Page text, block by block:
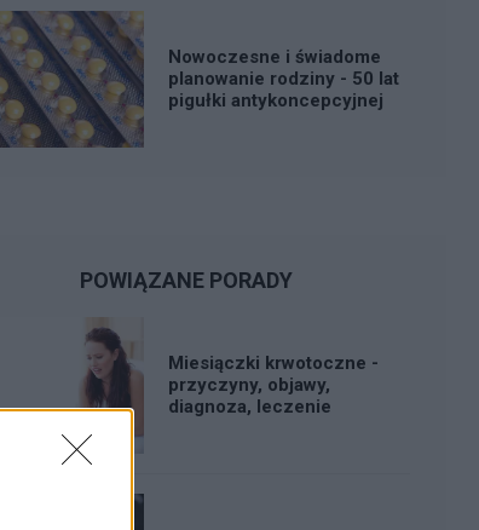
Nowoczesne i świadome
planowanie rodziny - 50 lat
pigułki antykoncepcyjnej
POWIĄZANE PORADY
Miesiączki krwotoczne -
przyczyny, objawy,
diagnoza, leczenie